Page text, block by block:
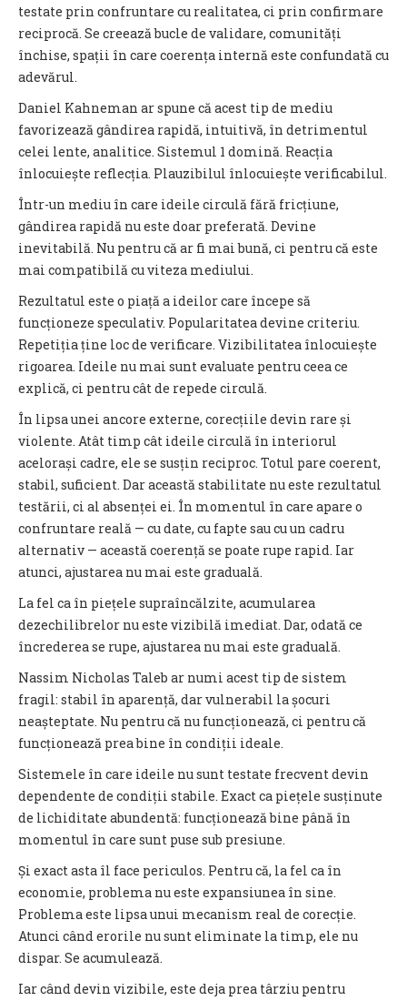
testate prin confruntare cu realitatea, ci prin confirmare
reciprocă. Se creează bucle de validare, comunități
închise, spații în care coerența internă este confundată cu
adevărul.
Daniel Kahneman ar spune că acest tip de mediu
favorizează gândirea rapidă, intuitivă, în detrimentul
celei lente, analitice. Sistemul 1 domină. Reacția
înlocuiește reflecția. Plauzibilul înlocuiește verificabilul.
Într-un mediu în care ideile circulă fără fricțiune,
gândirea rapidă nu este doar preferată. Devine
inevitabilă. Nu pentru că ar fi mai bună, ci pentru că este
mai compatibilă cu viteza mediului.
Rezultatul este o piață a ideilor care începe să
funcționeze speculativ. Popularitatea devine criteriu.
Repetiția ține loc de verificare. Vizibilitatea înlocuiește
rigoarea. Ideile nu mai sunt evaluate pentru ceea ce
explică, ci pentru cât de repede circulă.
În lipsa unei ancore externe, corecțiile devin rare și
violente. Atât timp cât ideile circulă în interiorul
acelorași cadre, ele se susțin reciproc. Totul pare coerent,
stabil, suficient. Dar această stabilitate nu este rezultatul
testării, ci al absenței ei. În momentul în care apare o
confruntare reală — cu date, cu fapte sau cu un cadru
alternativ — această coerență se poate rupe rapid. Iar
atunci, ajustarea nu mai este graduală.
La fel ca în piețele supraîncălzite, acumularea
dezechilibrelor nu este vizibilă imediat. Dar, odată ce
încrederea se rupe, ajustarea nu mai este graduală.
Nassim Nicholas Taleb ar numi acest tip de sistem
fragil: stabil în aparență, dar vulnerabil la șocuri
neașteptate. Nu pentru că nu funcționează, ci pentru că
funcționează prea bine în condiții ideale.
Sistemele în care ideile nu sunt testate frecvent devin
dependente de condiții stabile. Exact ca piețele susținute
de lichiditate abundentă: funcționează bine până în
momentul în care sunt puse sub presiune.
Și exact asta îl face periculos. Pentru că, la fel ca în
economie, problema nu este expansiunea în sine.
Problema este lipsa unui mecanism real de corecție.
Atunci când erorile nu sunt eliminate la timp, ele nu
dispar. Se acumulează.
Iar când devin vizibile, este deja prea târziu pentru